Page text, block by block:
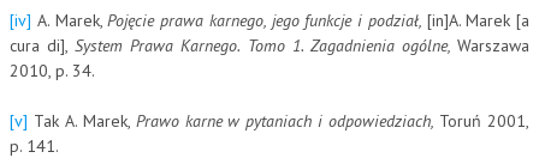
[iv] A. Marek,Pojęcie prawa karnego, jego funkcje i podział, [in]A. Marek [a
cura di],System Prawa Karnego. Tomo 1. Zagadnienia ogólne,Warszawa
2010, p. 34.
[v] Tak A. Marek, Prawo karne w pytaniach i odpowiedziach, Toruń 2001,
p. 141.